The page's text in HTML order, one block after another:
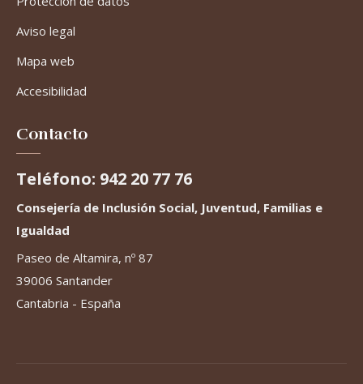
Aviso legal
Mapa web
Accesibilidad
Contacto
Teléfono: 942 20 77 76
Consejería de Inclusión Social, Juventud, Familias e
Igualdad
Paseo de Altamira, nº 87
39006 Santander
Cantabria - España